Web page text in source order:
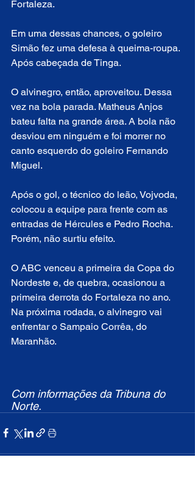
Fortaleza.
Em uma dessas chances, o goleiro
Simão fez uma defesa à queima-roupa.
Após cabeçada de Tinga.
O alvinegro, então, aproveitou. Dessa
vez na bola parada. Matheus Anjos
bateu falta na grande área. A bola não
desviou em ninguém e foi morrer no
canto esquerdo do goleiro Fernando
Miguel.
Após o gol, o técnico do leão, Vojvoda,
colocou a equipe para frente com as
entradas de Hércules e Pedro Rocha.
Porém, não surtiu efeito.
O ABC venceu a primeira da Copa do
Nordeste e, de quebra, ocasionou a
primeira derrota do Fortaleza no ano.
Na próxima rodada, o alvinegro vai
enfrentar o Sampaio Corrêa, do
Maranhão.
Com informações da Tribuna do
Norte.